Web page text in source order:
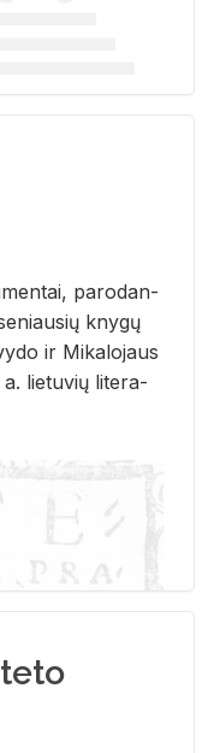
pa­ro­dan­
kny­gų
ir Mi­ka­lo­jaus
a. lie­tu­vių li­te­ra­